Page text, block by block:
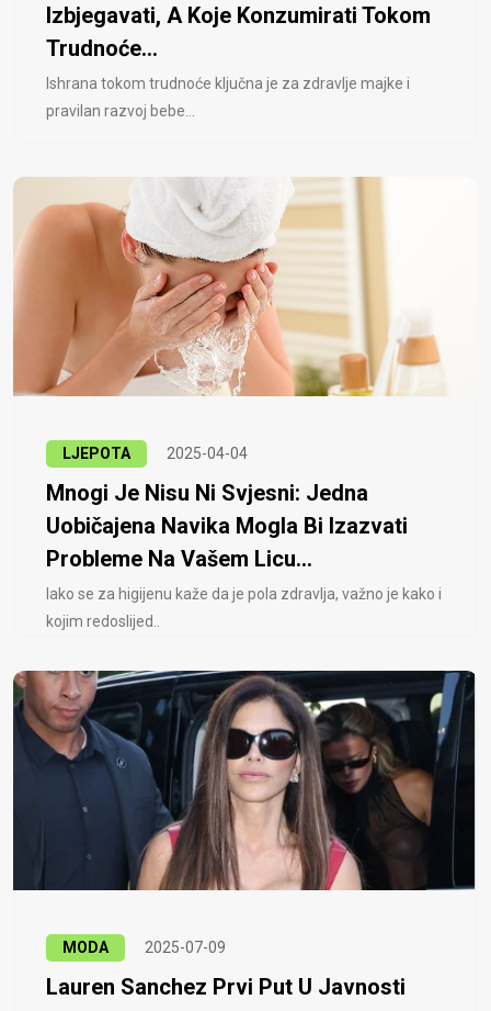
Izbjegavati, A Koje Konzumirati Tokom
Trudnoće...
Ishrana tokom trudnoće ključna je za zdravlje majke i
pravilan razvoj bebe...
LJEPOTA 2025-04-04
Mnogi Je Nisu Ni Svjesni: Jedna
Uobičajena Navika Mogla Bi Izazvati
Probleme Na Vašem Licu...
Iako se za higijenu kaže da je pola zdravlja, važno je kako i
kojim redoslijed..
MODA 2025-07-09
Lauren Sanchez Prvi Put U Javnosti